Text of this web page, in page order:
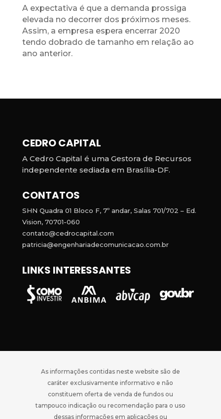
A expectativa é que a demanda prossiga
elevada no decorrer dos próximos meses.
Assim, a empresa espera encerrar 2020
tendo dobrado de tamanho em relação ao
ano anterior.
CEDRO CAPITAL
A Cedro Capital é uma Gestora de Recursos
independente sediada em Brasília-DF.
CONTATOS
SHN Quadra 01 Bloco F, 7º andar, Salas 701/702 – Ed.
Vision, 70701-060
contato@cedrocapital.com
patricia@engenhariadecomunicacao.com.br
LINKS INTERESSANTES
As informações contidas neste website são de
caráter exclusivamente informativo e não
constituem oferta de venda de fundos ou
tampouco indicação ou recomendação para o uso
dessas informações em aplicações ou